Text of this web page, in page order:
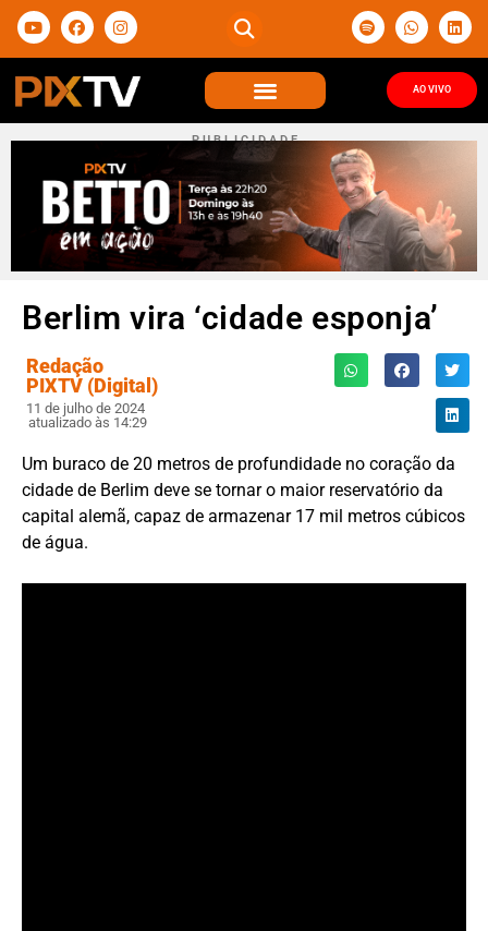
AO VIVO
P U B L I C I D A D E
Berlim vira ‘cidade esponja’
Redação
PIXTV (Digital)
11 de julho de 2024
atualizado às 14:29
Um buraco de 20 metros de profundidade no coração da
cidade de Berlim deve se tornar o maior reservatório da
capital alemã, capaz de armazenar 17 mil metros cúbicos
de água.